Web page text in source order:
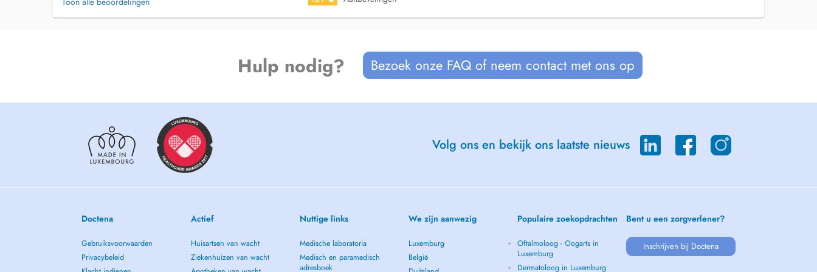
Hulp nodig? Bezoek onze FAQ of neem contact met ons op
Volg ons en bekijk ons laatste nieuws
Doctena
Gebruiksvoorwaarden
Privacybeleid
Actief
Huisartsen van wacht
Ziekenhuizen van wacht
Nuttige links
Medische laboratoria
Medisch en paramedisch
adresboek
We zijn aanwezig
Luxemburg
België
Populaire zoekopdrachten
Oftalmoloog - Oogarts in
Luxemburg
Dermatoloog in Luxemburg
Bent u een zorgverlener?
Inschrijven bij Doctena